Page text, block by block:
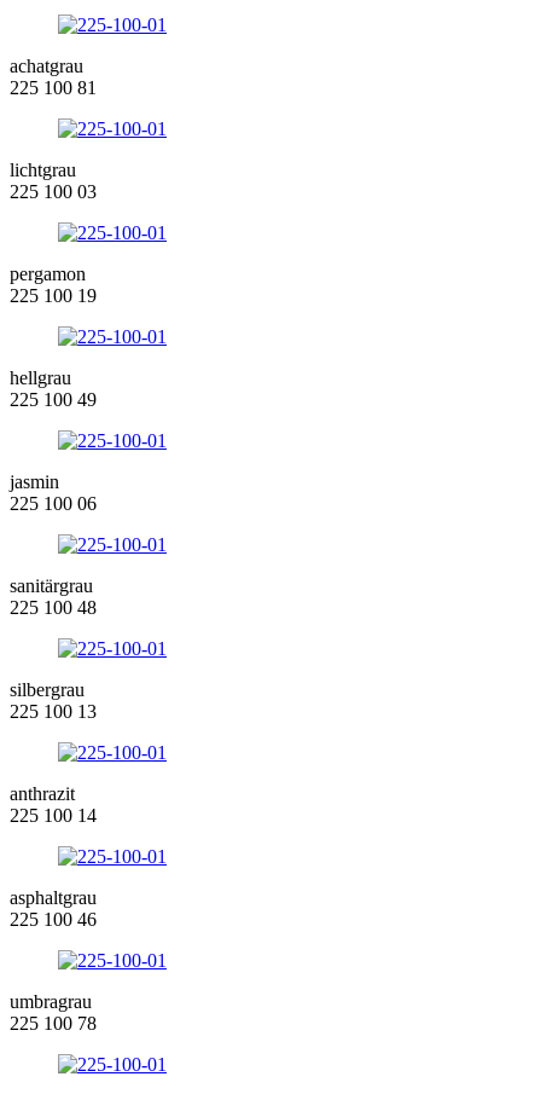
achatgrau
225 100 81
lichtgrau
225 100 03
pergamon
225 100 19
hellgrau
225 100 49
jasmin
225 100 06
sanitärgrau
225 100 48
silbergrau
225 100 13
anthrazit
225 100 14
asphaltgrau
225 100 46
umbragrau
225 100 78